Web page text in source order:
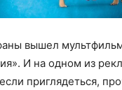
вышел
И на одном из
приглядеться,